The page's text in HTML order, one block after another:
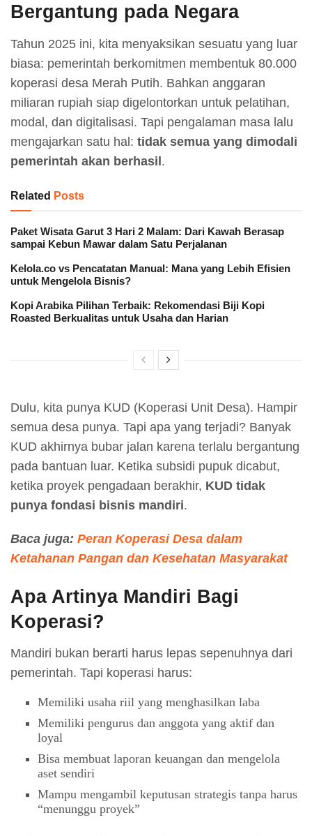
Bergantung pada Negara
Tahun 2025 ini, kita menyaksikan sesuatu yang luar
biasa: pemerintah berkomitmen membentuk 80.000
koperasi desa Merah Putih. Bahkan anggaran
miliaran rupiah siap digelontorkan untuk pelatihan,
modal, dan digitalisasi. Tapi pengalaman masa lalu
mengajarkan satu hal: tidak semua yang dimodali
pemerintah akan berhasil .
Related Posts
Paket Wisata Garut 3 Hari 2 Malam: Dari Kawah Berasap
sampai Kebun Mawar dalam Satu Perjalanan
Kelola.co vs Pencatatan Manual: Mana yang Lebih Efisien
untuk Mengelola Bisnis?
Kopi Arabika Pilihan Terbaik: Rekomendasi Biji Kopi
Roasted Berkualitas untuk Usaha dan Harian
Dulu, kita punya KUD (Koperasi Unit Desa). Hampir
semua desa punya. Tapi apa yang terjadi? Banyak
KUD akhirnya bubar jalan karena terlalu bergantung
pada bantuan luar. Ketika subsidi pupuk dicabut,
ketika proyek pengadaan berakhir, KUD tidak
punya fondasi bisnis mandiri.
Baca juga: Peran Koperasi Desa dalam
Ketahanan Pangan dan Kesehatan Masyarakat
Apa Artinya Mandiri Bagi
Koperasi?
Mandiri bukan berarti harus lepas sepenuhnya dari
pemerintah. Tapi koperasi harus:
Memiliki usaha riil yang menghasilkan laba
Memiliki pengurus dan anggota yang aktif dan
loyal
Bisa membuat laporan keuangan dan mengelola
aset sendiri
Mampu mengambil keputusan strategis tanpa harus
“menunggu proyek”